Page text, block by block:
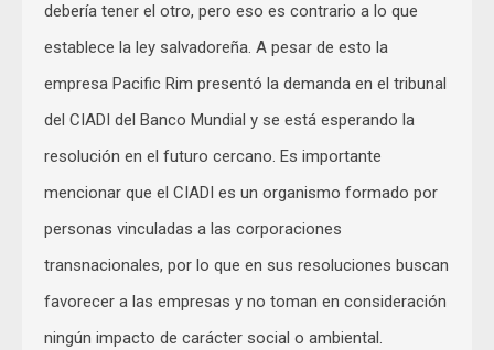
debería tener el otro, pero eso es contrario a lo que
establece la ley salvadoreña. A pesar de esto la
empresa Pacific Rim presentó la demanda en el tribunal
del CIADI del Banco Mundial y se está esperando la
resolución en el futuro cercano. Es importante
mencionar que el CIADI es un organismo formado por
personas vinculadas a las corporaciones
transnacionales, por lo que en sus resoluciones buscan
favorecer a las empresas y no toman en consideración
ningún impacto de carácter social o ambiental.